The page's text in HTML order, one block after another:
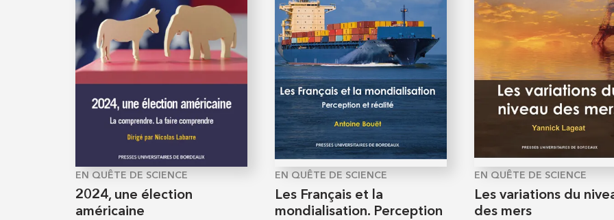
EN QUÊTE DE SCIENCE
2024, une élection
américaine
EN QUÊTE DE SCIENCE
Les Français et la
mondialisation. Perception
EN QUÊTE DE SCIENCE
Les variations du
des mers